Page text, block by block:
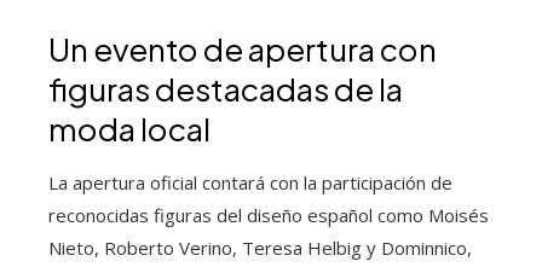
Un evento de apertura con
figuras destacadas de la
moda local
La apertura oficial contará con la participación de
reconocidas figuras del diseño español como Moisés
Nieto, Roberto Verino, Teresa Helbig y Dominnico,